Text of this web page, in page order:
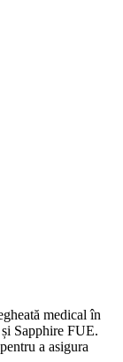
medical în
Sapphire FUE.
a asigura